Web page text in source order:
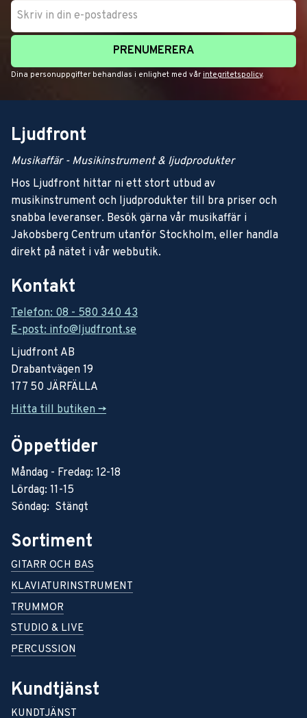
PRENUMERERA
Dina personuppgifter behandlas i enlighet med vår integritetspolicy.
Ljudfront
Musikaffär - Musikinstrument & ljudprodukter
Hos Ljudfront hittar ni ett stort utbud av
musikinstrument och ljudprodukter till bra priser och
snabba leveranser. Besök gärna vår musikaffär i
Jakobsberg Centrum utanför Stockholm, eller handla
direkt på nätet i vår webbutik.
Kontakt
Telefon: 08 - 580 340 43
E-post: info@ljudfront.se
Ljudfront AB
Drabantvägen 19
177 50 JÄRFÄLLA
Hitta till butiken ->
Öppettider
Måndag - Fredag: 12-18
Lördag: 11-15
Söndag: Stängt
Sortiment
GITARR OCH BAS
KLAVIATURINSTRUMENT
TRUMMOR
STUDIO & LIVE
PERCUSSION
Kundtjänst
KUNDTJÄNST